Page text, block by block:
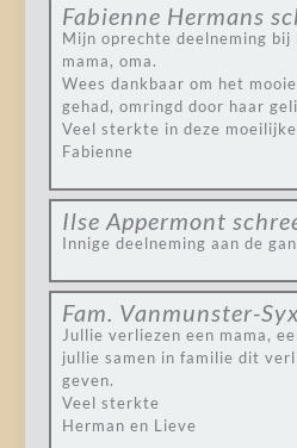
Fabienne Hermans
Mijn oprechte deelneming
mama, oma.
Wees dankbaar om het
gehad, omringd door haar
Veel sterkte in deze
Fabienne
Ilse Appermont
Innige deelneming aan de
Fam. Vanmunster-Syx
Jullie verliezen een mama,
jullie samen in familie dit
geven.
Veel sterkte
Herman en Lieve